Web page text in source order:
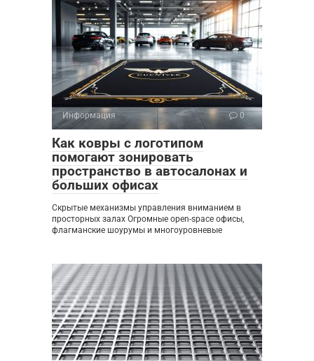
Информация 0
Как ковры с логотипом
помогают зонировать
пространство в автосалонах и
больших офисах
Скрытые механизмы управления вниманием в
просторных залах Огромные open-space офисы,
флагманские шоурумы и многоуровневые